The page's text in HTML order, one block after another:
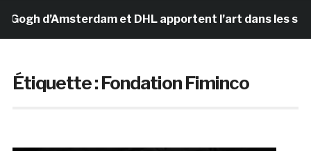
d’Amsterdam et DHL apportent l’art dans les salles
Étiquette :Fondation Fiminco